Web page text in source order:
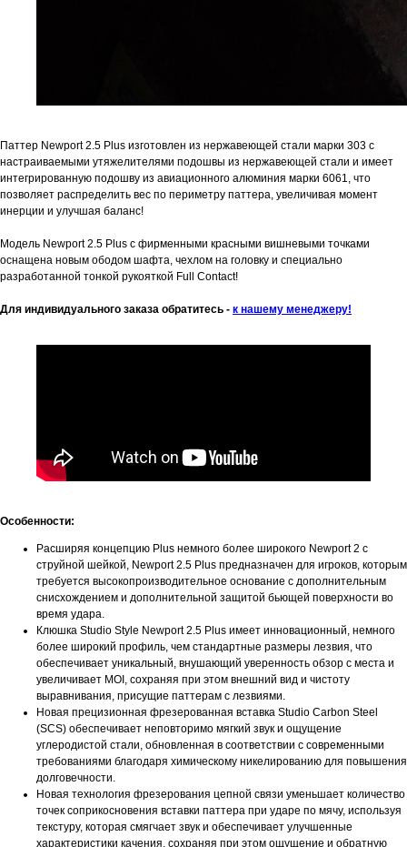
Паттер Newport 2.5 Plus изготовлен из нержавеющей стали марки 303 с
настраиваемыми утяжелителями подошвы из нержавеющей стали и имеет
интегрированную подошву из авиационного алюминия марки 6061, что
позволяет распределить вес по периметру паттера, увеличивая момент
инерции и улучшая баланс!
Модель Newport 2.5 Plus с фирменными красными вишневыми точками
оснащена новым ободом шафта, чехлом на головку и специально
разработанной тонкой рукояткой Full Contact!
Для индивидуального заказа обратитесь - к нашему менеджеру!
Особенности:
Расширяя концепцию Plus немного более широкого Newport 2 с
струйной шейкой, Newport 2.5 Plus предназначен для игроков, которым
требуется высокопроизводительное основание с дополнительным
снисхождением и дополнительной защитой бьющей поверхности во
время удара.
Клюшка Studio Style Newport 2.5 Plus имеет инновационный, немного
более широкий профиль, чем стандартные размеры лезвия, что
обеспечивает уникальный, внушающий уверенность обзор с места и
увеличивает MOI, сохраняя при этом внешний вид и чистоту
выравнивания, присущие паттерам с лезвиями.
Новая прецизионная фрезерованная вставка Studio Carbon Steel
(SCS) обеспечивает неповторимо мягкий звук и ощущение
углеродистой стали, обновленная в соответствии с современными
требованиями благодаря химическому никелированию для повышения
долговечности.
Новая технология фрезерования цепной связи уменьшает количество
точек соприкосновения вставки паттера при ударе по мячу, используя
текстуру, которая смягчает звук и обеспечивает улучшенные
характеристики качения, сохраняя при этом ощущение и обратную